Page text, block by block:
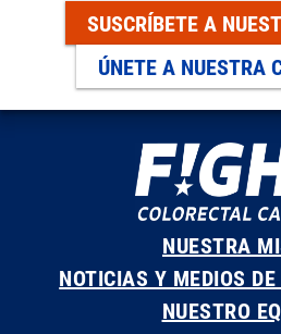
SUSCRÍBETE A
ÚNETE A NUESTRA
NUESTRA
NOTICIAS Y MEDIOS
NUESTRO